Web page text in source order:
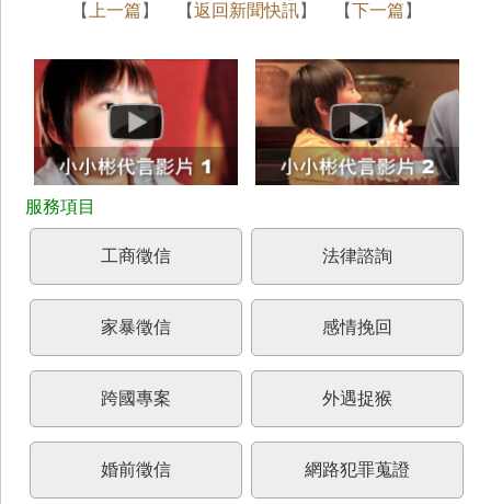
【 上一篇 】 【返回新聞快訊】 【下一篇 】
工商徵信 法律諮詢
家暴徵信 感情挽回
跨國專案 外遇捉猴
婚前徵信 網路犯罪蒐證